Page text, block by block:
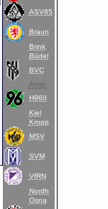
ASV85
Braun
Brink
Büdel
BVC
Armin
H96II
Kiel
Kropp
MSV
SVM
VfRN
Nordh
Osna